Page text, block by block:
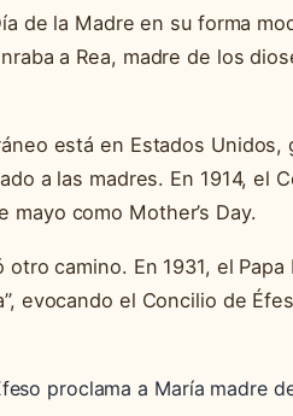
de la Madre en su forma
a Rea, madre de los
está en Estados
a las madres. En 1914, el
mayo como Mother’s Day.
camino. En 1931, el
evocando el Concilio de
proclama a María madre